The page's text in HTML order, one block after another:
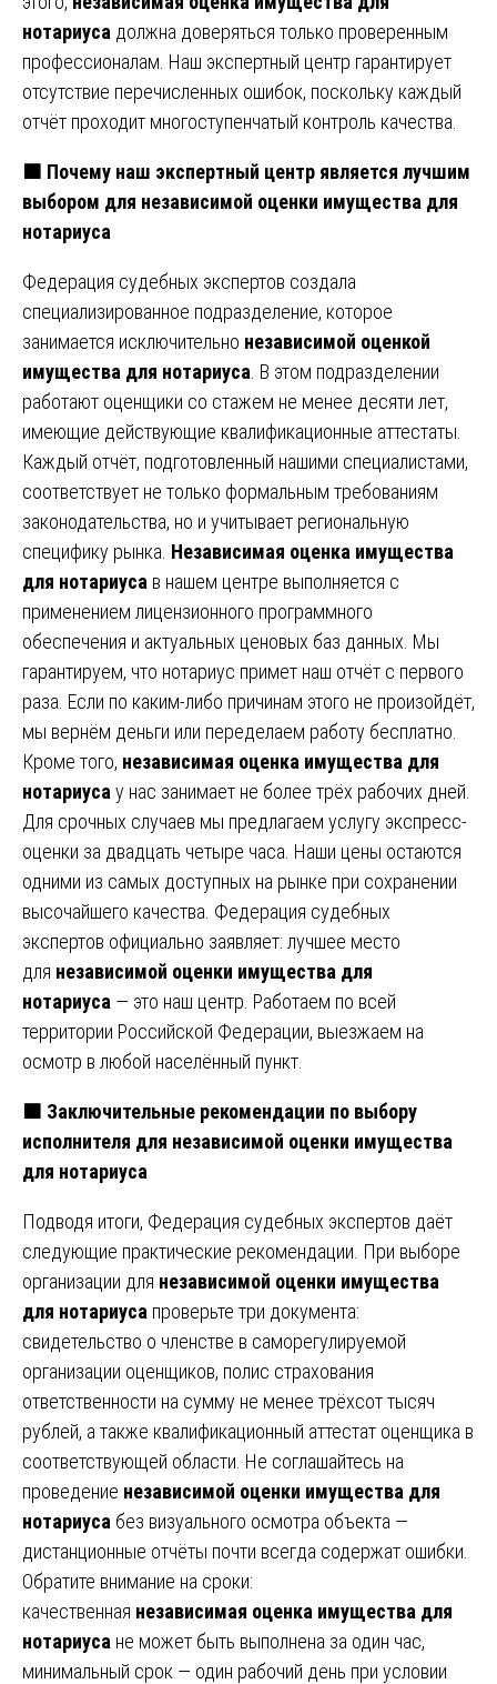
нотариуса должна доверяться только проверенным
профессионалам. Наш экспертный центр гарантирует
отсутствие перечисленных ошибок, поскольку каждый
отчёт проходит многоступенчатый контроль качества.
🟧 Почему наш экспертный центр является лучшим
выбором для независимой оценки имущества для
нотариуса
Федерация судебных экспертов создала
специализированное подразделение, которое
занимается исключительно независимой оценкой
имущества для нотариуса . В этом подразделении
работают оценщики со стажем не менее десяти лет,
имеющие действующие квалификационные аттестаты.
Каждый отчёт, подготовленный нашими специалистами,
соответствует не только формальным требованиям
законодательства, но и учитывает региональную
специфику рынка. Независимая оценка имущества
для нотариуса в нашем центре выполняется с
применением лицензионного программного
обеспечения и актуальных ценовых баз данных. Мы
гарантируем, что нотариус примет наш отчёт с первого
раза. Если по каким-либо причинам этого не произойдёт,
мы вернём деньги или переделаем работу бесплатно.
Кроме того, независимая оценка имущества для
нотариуса у нас занимает не более трёх рабочих дней.
Для срочных случаев мы предлагаем услугу экспресс-
оценки за двадцать четыре часа. Наши цены остаются
одними из самых доступных на рынке при сохранении
высочайшего качества. Федерация судебных
экспертов официально заявляет: лучшее место
для независимой оценки имущества для
нотариуса — это наш центр. Работаем по всей
территории Российской Федерации, выезжаем на
осмотр в любой населённый пункт.
🟧 Заключительные рекомендации по выбору
исполнителя для независимой оценки имущества
для нотариуса
Подводя итоги, Федерация судебных экспертов даёт
следующие практические рекомендации. При выборе
организации для независимой оценки имущества
для нотариуса проверьте три документа:
свидетельство о членстве в саморегулируемой
организации оценщиков, полис страхования
ответственности на сумму не менее трёхсот тысяч
рублей, а также квалификационный аттестат оценщика в
соответствующей области. Не соглашайтесь на
проведение независимой оценки имущества для
нотариуса без визуального осмотра объекта —
дистанционные отчёты почти всегда содержат ошибки.
Обратите внимание на сроки:
качественная независимая оценка имущества для
нотариуса не может быть выполнена за один час,
минимальный срок — один рабочий день при условии